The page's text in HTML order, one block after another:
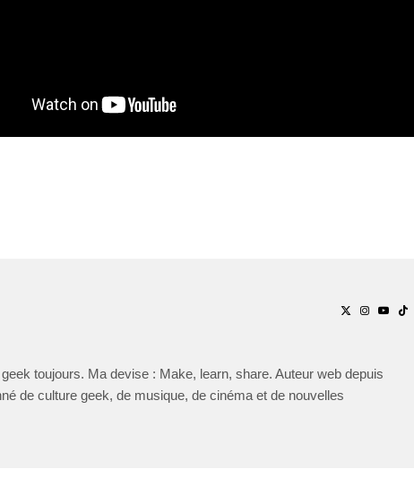
toujours. Ma devise : Make, learn, share. Auteur web depuis
de culture geek, de musique, de cinéma et de nouvelles